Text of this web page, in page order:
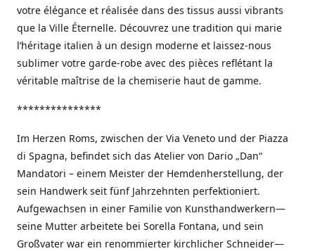
votre élégance et réalisée dans des tissus aussi vibrants
que la Ville Éternelle. Découvrez une tradition qui marie
l’héritage italien à un design moderne et laissez-nous
sublimer votre garde-robe avec des pièces reflétant la
véritable maîtrise de la chemiserie haut de gamme.
***************
Im Herzen Roms, zwischen der Via Veneto und der Piazza
di Spagna, befindet sich das Atelier von Dario „Dan“
Mandatori – einem Meister der Hemdenherstellung, der
sein Handwerk seit fünf Jahrzehnten perfektioniert.
Aufgewachsen in einer Familie von Kunsthandwerkern—
seine Mutter arbeitete bei Sorella Fontana, und sein
Großvater war ein renommierter kirchlicher Schneider—